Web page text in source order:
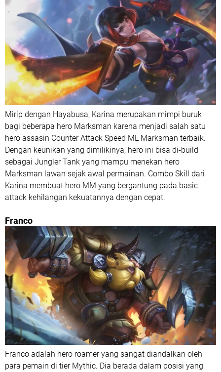
Mirip dengan Hayabusa, Karina merupakan mimpi buruk
bagi beberapa hero Marksman karena menjadi salah satu
hero assasin Counter Attack Speed ML Marksman terbaik.
Dengan keunikan yang dimilikinya, hero ini bisa di-build
sebagai Jungler Tank yang mampu menekan hero
Marksman lawan sejak awal permainan. Combo Skill dari
Karina membuat hero MM yang bergantung pada basic
attack kehilangan kekuatannya dengan cepat.
Franco
Franco adalah hero roamer yang sangat diandalkan oleh
para pemain di tier Mythic. Dia berada dalam posisi yang